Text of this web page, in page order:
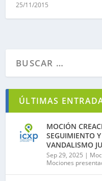
25/11/2015
ÚLTIMAS
MOCIÓN
SEGUIMIENTO
VANDALISMO
Sep 29, 2025 |
Mociones